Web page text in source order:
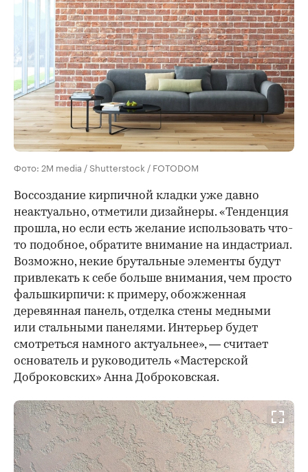
Фото: 2M media / Shutterstock / FOTODOM
Воссоздание кирпичной кладки уже давно
неактуально, отметили дизайнеры. «Тенденция
прошла, но если есть желание использовать что-
то подобное, обратите внимание на индастриал.
Возможно, некие брутальные элементы будут
привлекать к себе больше внимания, чем просто
фальшкирпичи: к примеру, обожженная
деревянная панель, отделка стены медными
или стальными панелями. Интерьер будет
смотреться намного актуальнее», — считает
основатель и руководитель «Мастерской
Доброковских» Анна Доброковская.